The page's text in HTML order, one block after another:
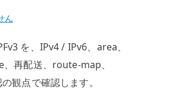
ん
を、IPv4 / IPv6、area、
再配送、route-map、
観点で確認します。